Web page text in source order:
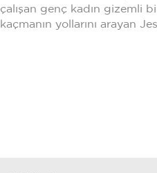
çalışan genç kadın gizemli
kaçmanın yollarını arayan